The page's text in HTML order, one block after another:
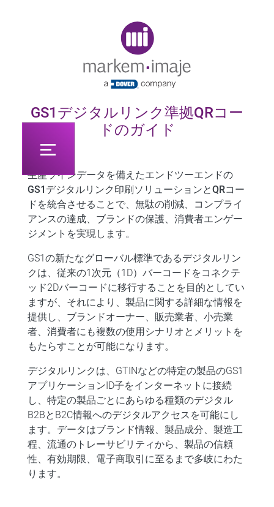
GS1デジタルリンク準拠QRコー
ドのガイド
生産ラインデータを備えたエンドツーエンドの
GS1デジタルリンク印刷ソリューションとQRコー
ドを統合させることで、無駄の削減、コンプライ
アンスの達成、ブランドの保護、消費者エンゲー
ジメントを実現します。
GS1の新たなグローバル標準であるデジタルリン
クは、従来の1次元（1D）バーコードをコネクテ
ッド2Dバーコードに移行することを目的としてい
ますが、それにより、製品に関する詳細な情報を
提供し、ブランドオーナー、販売業者、小売業
者、消費者にも複数の使用シナリオとメリットを
もたらすことが可能になります。
デジタルリンクは、GTINなどの特定の製品のGS1
アプリケーションID子をインターネットに接続
し、特定の製品ごとにあらゆる種類のデジタル
B2BとB2C情報へのデジタルアクセスを可能にし
ます。データはブランド情報、製品成分、製造工
程、流通のトレーサビリティから、製品の信頼
性、有効期限、電子商取引に至るまで多岐にわた
ります。